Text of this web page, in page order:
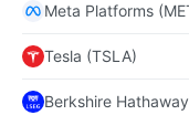
Meta Platforms
Tesla (TSLA)
Berkshire